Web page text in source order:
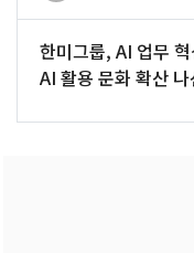
한미그룹, AI 업무
AI 활용 문화 확산